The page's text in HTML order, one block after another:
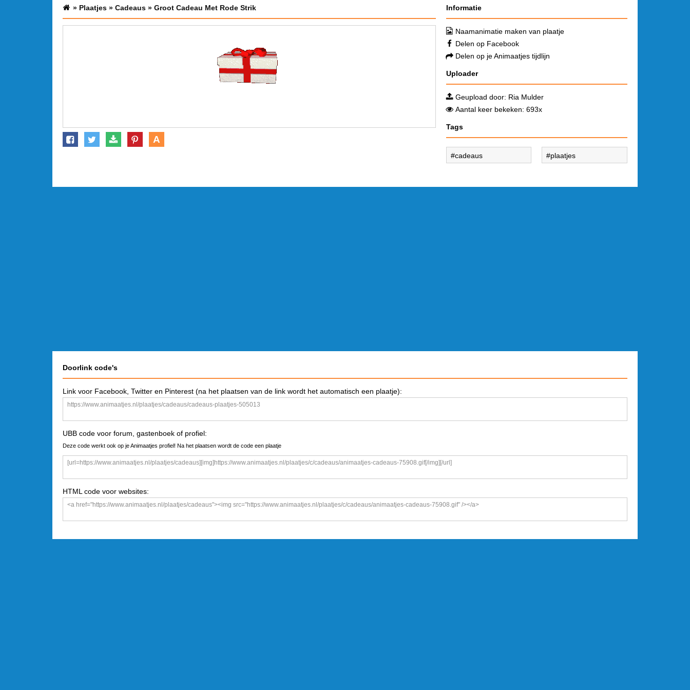
» Plaatjes » Cadeaus » Groot Cadeau Met Rode Strik
A
Informatie
Naamanimatie maken van plaatje
Delen op Facebook
Delen op je Animaatjes tijdlijn
Uploader
Geupload door: Ria Mulder
Aantal keer bekeken: 693x
Tags
cadeaus plaatjes
Doorlink code's
Link voor Facebook, Twitter en Pinterest (na het plaatsen van de link wordt het automatisch een plaatje):
UBB code voor forum, gastenboek of profiel:
Deze code werkt ook op je Animaatjes profiel! Na het plaatsen wordt de code een plaatje
HTML code voor websites: